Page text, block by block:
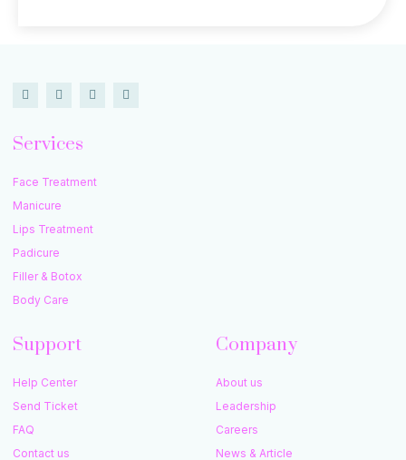
Services
Face Treatment
Manicure
Lips Treatment
Padicure
Filler & Botox
Body Care
Support
Help Center
Send Ticket
FAQ
Contact us
Company
About us
Leadership
Careers
News & Article